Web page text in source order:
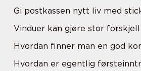
Gi postkassen nytt liv med
Vinduer kan gjøre stor
Hvordan finner man en god
Hvordan er egentlig